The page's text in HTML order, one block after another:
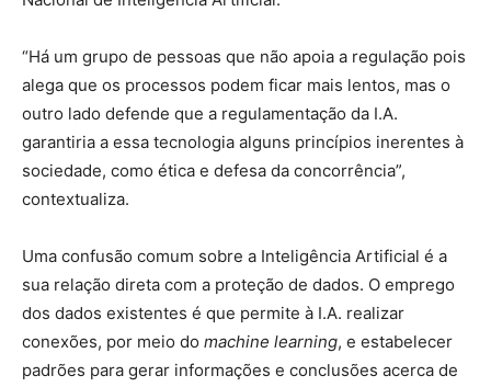
“Há um grupo de pessoas que não apoia a regulação pois
alega que os processos podem ficar mais lentos, mas o
outro lado defende que a regulamentação da I.A.
garantiria a essa tecnologia alguns princípios inerentes à
sociedade, como ética e defesa da concorrência”,
contextualiza.
Uma confusão comum sobre a Inteligência Artificial é a
sua relação direta com a proteção de dados. O emprego
dos dados existentes é que permite à I.A. realizar
conexões, por meio do machine learning, e estabelecer
padrões para gerar informações e conclusões acerca de